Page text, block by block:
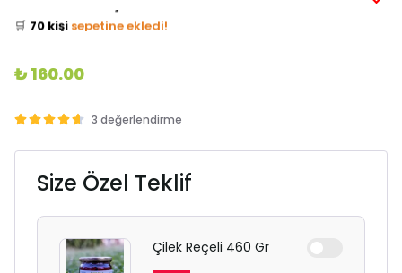
🛒 70 kişi sepetine ekledi!
₺ 160.00
3 değerlendirme
Size Özel Teklif
Çilek Reçeli 460 Gr